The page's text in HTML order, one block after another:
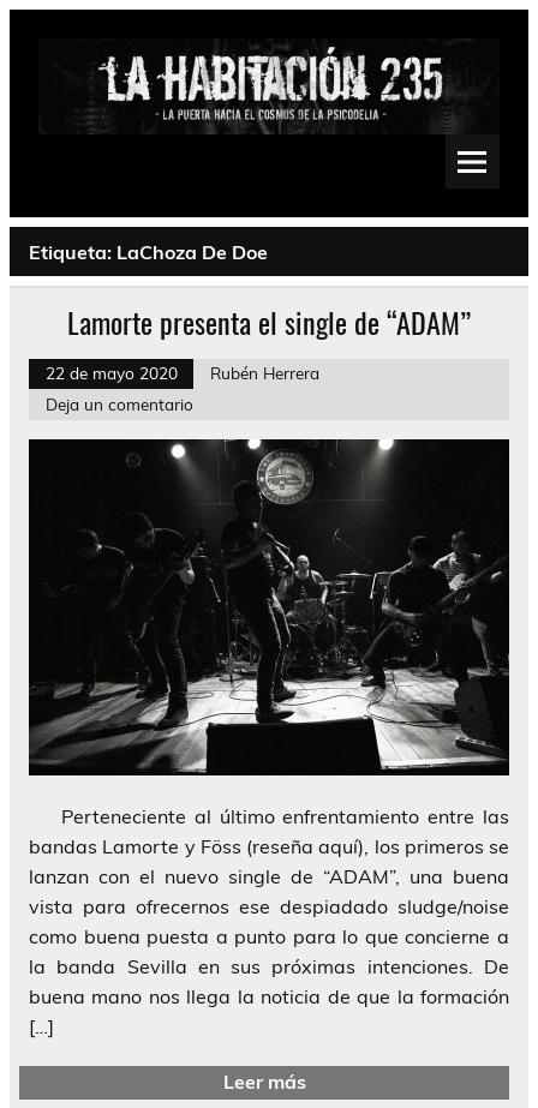
Saltar
Psychedelic, Stoner, Doom, Sludge, Fuzz, Space, Drone
Etiqueta: LaChoza De Doe
Lamorte presenta el single de “ADAM”
22 de mayo 2020
Rubén Herrera
Deja un comentario
Perteneciente al último enfrentamiento entre las
bandas Lamorte y Föss (reseña aquí), los primeros se
lanzan con el nuevo single de “ADAM”, una buena
vista para ofrecernos ese despiadado sludge/noise
como buena puesta a punto para lo que concierne a
la banda Sevilla en sus próximas intenciones. De
buena mano nos llega la noticia de que la formación
[…]
Leer más